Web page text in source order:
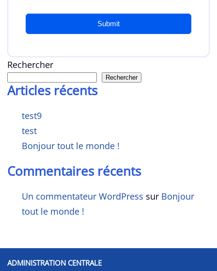
Submit
Rechercher
Rechercher
Articles récents
test9
test
Bonjour tout le monde !
Commentaires récents
Un commentateur WordPress sur Bonjour
tout le monde !
ADMINISTRATION CENTRALE